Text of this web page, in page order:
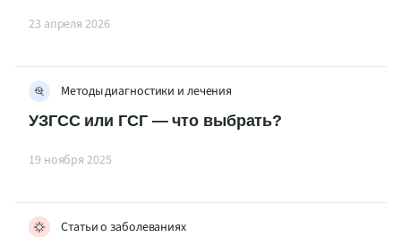
23 апреля 2026
Методы диагностики и лечения
УЗГСС или ГСГ — что выбрать?
19 ноября 2025
Статьи о заболеваниях